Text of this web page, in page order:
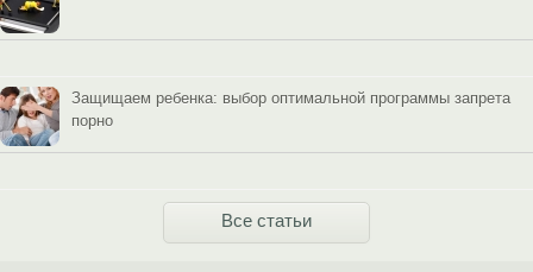
Защищаем ребенка: выбор оптимальной программы запрета
порно
Все статьи